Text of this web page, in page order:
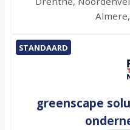
STANDAARD
greenscape